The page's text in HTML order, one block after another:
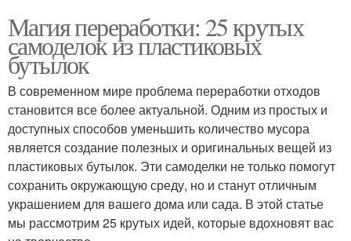
Магия переработки: 25 крутых
самоделок из пластиковых
бутылок
В современном мире проблема переработки отходов
становится все более актуальной. Одним из простых и
доступных способов уменьшить количество мусора
является создание полезных и оригинальных вещей из
пластиковых бутылок. Эти самоделки не только помогут
сохранить окружающую среду, но и станут отличным
украшением для вашего дома или сада. В этой статье
мы рассмотрим 25 крутых идей, которые вдохновят вас